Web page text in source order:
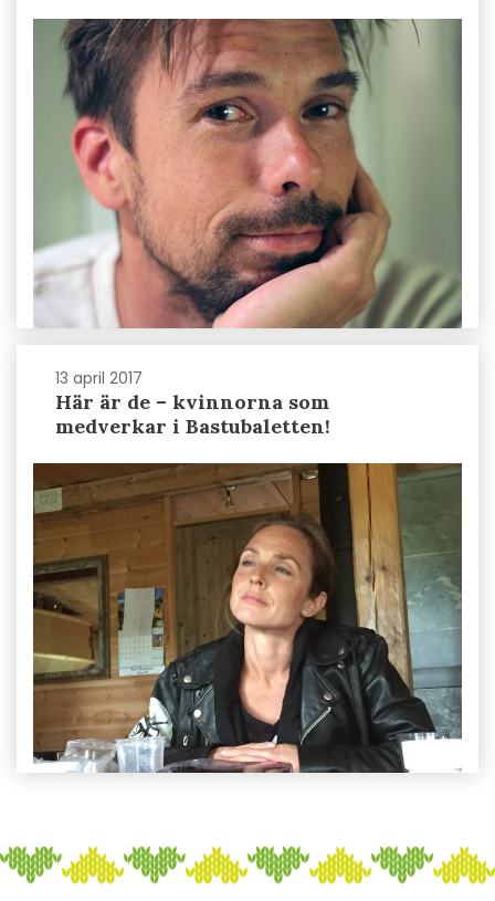
13 april 2017
Här är de – kvinnorna som
medverkar i Bastubaletten!